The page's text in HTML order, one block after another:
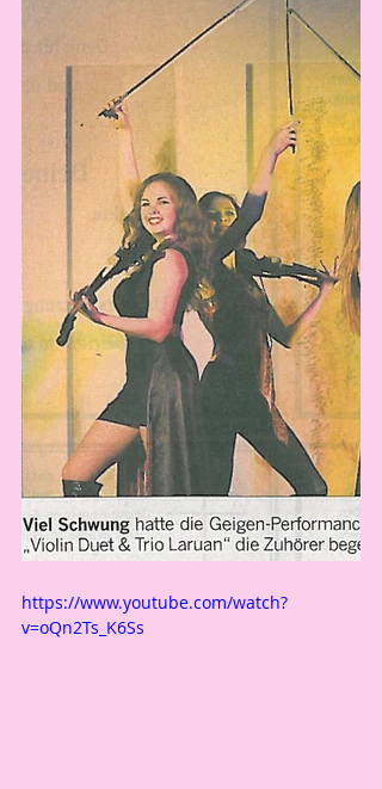
https://www.youtube.com/watch?
v=oQn2Ts_K6Ss